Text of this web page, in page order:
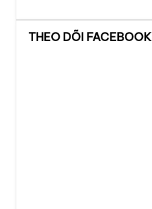
THEO DÕI FACEBOOK